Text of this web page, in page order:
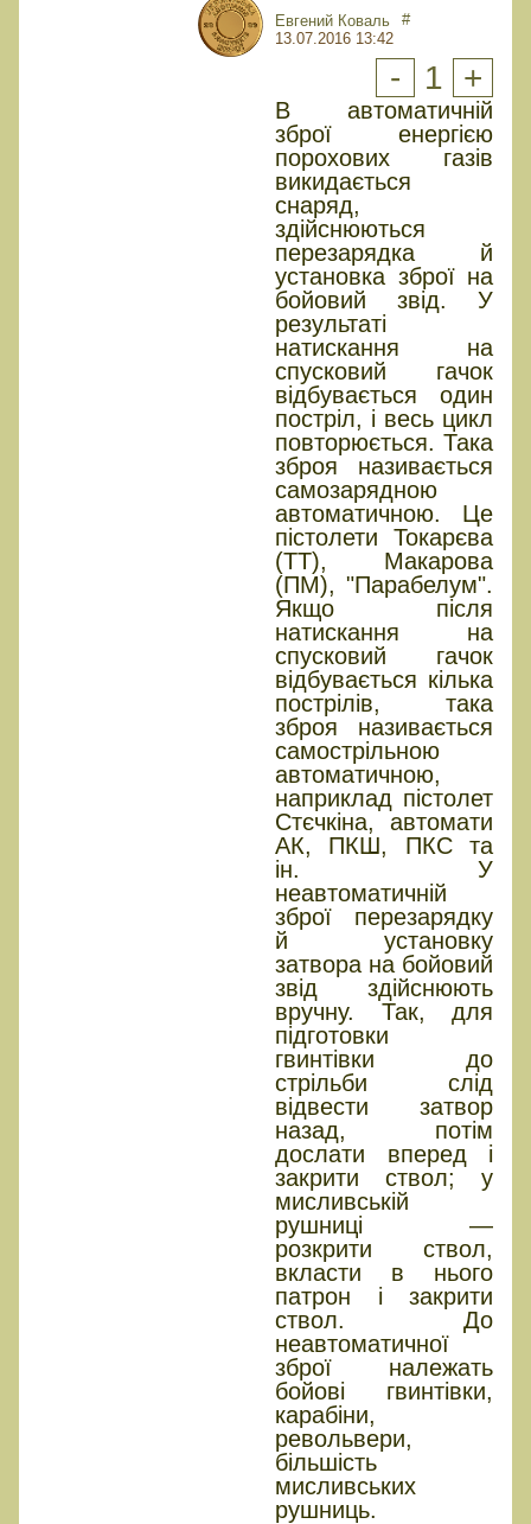
Евгений Коваль
13.07.2016 13:42
#
- 1 +
В автоматичній
зброї енергією
порохових газів
викидається
снаряд,
здійснюються
перезарядка й
установка зброї на
бойовий звід. У
результаті
натискання на
спусковий гачок
відбувається один
постріл, і весь цикл
повторюється. Така
зброя називається
самозарядною
автоматичною. Це
пістолети Токарєва
(ТТ), Макарова
(ПМ), "Парабелум".
Якщо після
натискання на
спусковий гачок
відбувається кілька
пострілів, така
зброя називається
самострільною
автоматичною,
наприклад пістолет
Стєчкіна, автомати
АК, ПКШ, ПКС та
ін. У
неавтоматичній
зброї перезарядку
й установку
затвора на бойовий
звід здійснюють
вручну. Так, для
підготовки
гвинтівки до
стрільби слід
відвести затвор
назад, потім
дослати вперед і
закрити ствол; у
мисливській
рушниці —
розкрити ствол,
вкласти в нього
патрон і закрити
ствол. До
неавтоматичної
зброї належать
бойові гвинтівки,
карабіни,
револьвери,
більшість
мисливських
рушниць.